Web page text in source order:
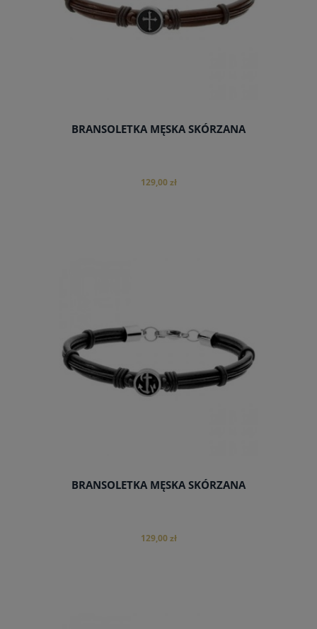
BRANSOLETKA MĘSKA SKÓRZANA
129,00 zł
BRANSOLETKA MĘSKA SKÓRZANA
129,00 zł